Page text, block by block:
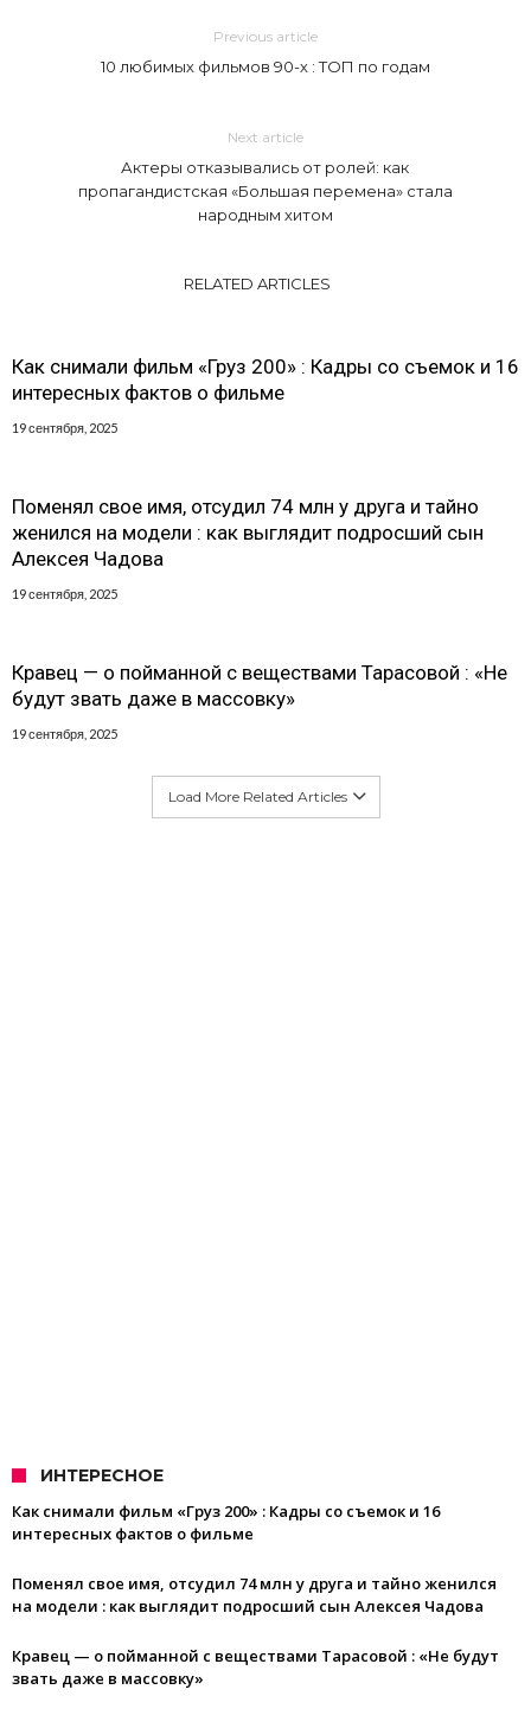
Previous article
10 любимых фильмов 90-х : ТОП по годам
Next article
Актеры отказывались от ролей: как
пропагандистская «Большая перемена» стала
народным хитом
RELATED ARTICLES
Как снимали фильм «Груз 200» : Кадры со съемок и 16
интересных фактов о фильме
19 сентября, 2025
Поменял свое имя, отсудил 74 млн у друга и тайно
женился на модели : как выглядит подросший сын
Алексея Чадова
19 сентября, 2025
Кравец — о пойманной с веществами Тарасовой : «Не
будут звать даже в массовку»
19 сентября, 2025
Load More Related Articles
ИНТЕРЕСНОЕ
Как снимали фильм «Груз 200» : Кадры со съемок и 16
интересных фактов о фильме
Поменял свое имя, отсудил 74 млн у друга и тайно женился
на модели : как выглядит подросший сын Алексея Чадова
Кравец — о пойманной с веществами Тарасовой : «Не будут
звать даже в массовку»